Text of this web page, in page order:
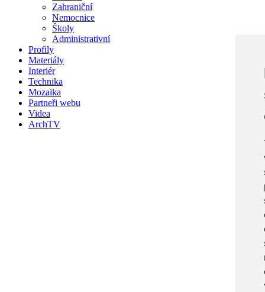
Zahraniční
Nemocnice
Školy
Administrativní
Profily
Materiály
Interiér
Technika
Mozaika
Partneři webu
Videa
ArchTV